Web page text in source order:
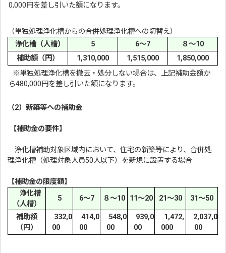
0,000円を差し引いた額になります。
（単独処理浄化槽からの合併処理浄化槽への切替え）
浄化槽（人槽）
5 6～7
８～10
補助額（円）
1,310,000 1,515,000
1,850,000
※単独処理浄化槽を撤去・処分しない場合は、上記補助金額か
ら480,000円を差し引いた額になります。
（2）新築等への補助金
【補助金の要件】
浄化槽補助対象区域内において、住宅の新築等により、合併処
理浄化槽（処理対象人員50人以下）を新規に設置する場合
【補助金の限度額】
浄化槽
（人槽）
5 6～7 ８～10 11～20 21～30 31～50
補助額
（円）
332,0
00
414,0
00
548,0
00
939,0
00
1,472,
000
2,037,0
00